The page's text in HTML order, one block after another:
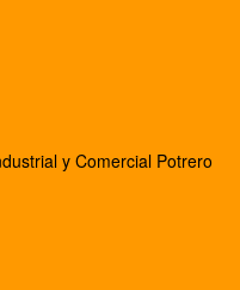
y Comercial Potrero